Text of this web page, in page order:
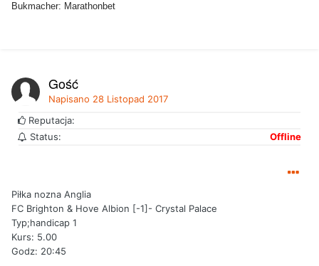
Bukmacher: Marathonbet
Gość
Napisano 28 Listopad 2017
Reputacja:
Status:
Offline
Piłka nozna Anglia
FC Brighton & Hove Albion [-1]- Crystal Palace
Typ;handicap 1
Kurs: 5.00
Godz: 20:45